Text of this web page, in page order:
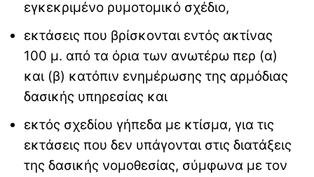
εγκεκριμένο ρυμοτομικό σχέδιο,
εκτάσεις που βρίσκονται εντός ακτίνας
100 μ. από τα όρια των ανωτέρω περ (α)
και (β) κατόπιν ενημέρωσης της αρμόδιας
δασικής υπηρεσίας και
εκτός σχεδίου γήπεδα με κτίσμα, για τις
εκτάσεις που δεν υπάγονται στις διατάξεις
της δασικής νομοθεσίας, σύμφωνα με τον